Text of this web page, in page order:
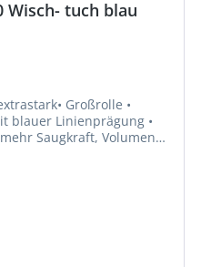
Wisch- tuch blau
Großrolle •
Saugkraft, Volumen